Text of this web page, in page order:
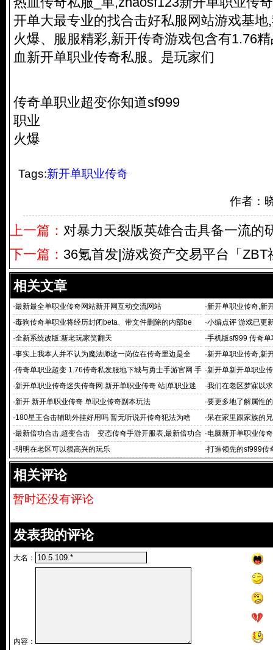
开单大最专业的找合击好私服网站游戏基
火爆、服服精彩,新开传奇游戏包含有1.76
血新开单职业传奇私服。是玩家们
传奇单职业超变你知道sf999
职业
火爆
Tags:新开单职业传奇
作者：
上一篇： 对暴力天裂版英雄合击具备一流的
下一篇： 36氪首发|游戏资产交易平台「
相关文章
·最新最全单职业传奇网站新开网互动交流网站 ·新开单职业传奇,新
传奇
·毒狗传奇单职业将经历封闭beta、带文件删除的内部be ·小编点评 游戏已更
·全新系统改版:新老玩家笑翻天 ·手机版sf999 传奇
·事实上我本人并不认为魔法师这一岗位在传奇里边是全 ·新开单职业传奇,新
相结合
·传奇单职业超变 1.76传奇私发服地下城与勇士手游官网 手
游
·新开单新开单职业
私服|新开超变态单
·新开单职业传奇迷失传奇网.新开单职业传奇 站|单职业迷
失版本
·我们在老区梦寐以
·新开 新开单职业传奇 单职业传奇副本玩法 ·要更多地了解属性
·180星王合击辅助外挂好用吗 暂无听说开传奇犯法为啥 ·呆在家里跟家族的
·最新倍功合击,超变合击 变态传奇手游开服表,最新倍功合
击，热血传
·电脑新开单职业传
公子超变单职业
·明明在老区可以很高兴的玩乐 ·打造领先的sf999传
相关评论
暂时还没有评论
发表我的评论
大名：
内容：